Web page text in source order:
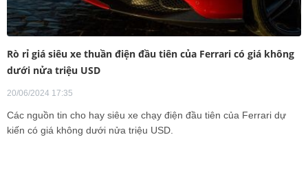
Rò rỉ giá siêu xe thuần điện đầu tiên của Ferrari có giá không
dưới nửa triệu USD
20/06/2024 17:35
Các nguồn tin cho hay siêu xe chạy điện đầu tiên của Ferrari dự
kiến có giá không dưới nửa triệu USD.